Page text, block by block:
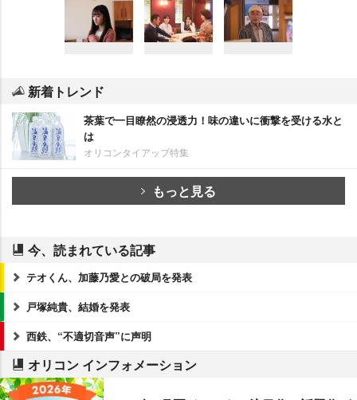
新着トレンド
茶葉で一目瞭然の浸透力！味の違いに衝撃を受ける水と
は
オリコンタイアップ特集
もっと見る
今、読まれている記事
テオくん、加藤乃愛との破局を発表
戸塚純貴、結婚を発表
西鉄、“不適切音声”に声明
オリコン インフォメーション